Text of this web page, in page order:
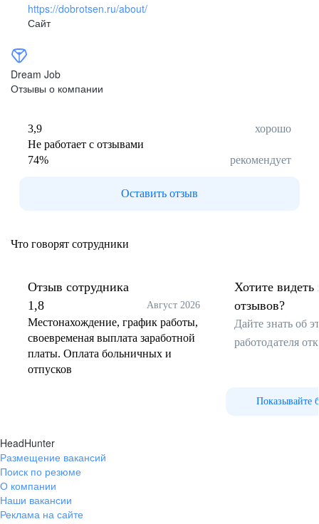
https://dobrotsen.ru/about/
Сайт
Dream Job
Отзывы о компании
3,9
хорошо
Не работает с отзывами
74% рекомендует
Оставить отзыв
Что говорят сотрудники
Отзыв сотрудника
1,8
Август 2026
Местонахождение, график работы,
своевременая выплата заработной
платы. Оплата больничных и
отпусков
Хотите видеть
отзывов?
Дайте знать об
работодателя
Показывайте
HeadHunter
Размещение вакансий
Поиск по резюме
О компании
Наши вакансии
Реклама на сайте